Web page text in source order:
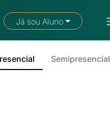
Fale com um consultor
Já sou Aluno
Semipresencial